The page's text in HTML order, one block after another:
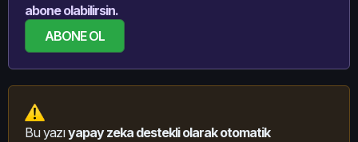
abone olabilirsin.
ABONE OL
Bu yazıyapay zeka destekli olarak otomatik